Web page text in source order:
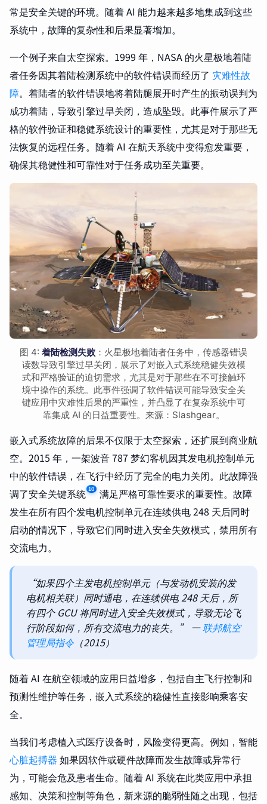
常是安全关键的环境。随着 AI 能力越来越多地集成到这些
系统中，故障的复杂性和后果显著增加。
一个例子来自太空探索。1999 年，NASA 的火星极地着陆
者任务因其着陆检测系统中的软件错误而经历了 灾难性故
障。着陆者的软件错误地将着陆腿展开时产生的振动误判为
成功着陆，导致引擎过早关闭，造成坠毁。此事件展示了严
格的软件验证和稳健系统设计的重要性，尤其是对于那些无
法恢复的远程任务。随着 AI 在航天系统中变得愈发重要，
确保其稳健性和可靠性对于任务成功至关重要。
图 4: 着陆检测失败 ：火星极地着陆者任务中，传感器错误
读数导致引擎过早关闭，展示了对嵌入式系统稳健失效模
式和严格验证的迫切需求，尤其是对于那些在不可接触环
境中操作的系统。此事件强调了软件错误可能导致安全关
键应用中灾难性后果的严重性，并凸显了在复杂系统中可
靠集成 AI 的日益重要性。来源：Slashgear。
嵌入式系统故障的后果不仅限于太空探索，还扩展到商业航
空。2015 年，一架波音 787 梦幻客机因其发电机控制单元
中的软件错误，在飞行中经历了完全的电力关闭。此故障强
调了安全关键系统 10 满足严格可靠性要求的重要性。故障
发生在所有四个发电机控制单元在连续供电 248 天后同时
启动的情况下，导致它们同时进入安全失效模式，禁用所有
交流电力。
“如果四个主发电机控制单元（与发动机安装的发
电机相关联）同时通电，在连续供电 248 天后，所
有四个 GCU 将同时进入安全失效模式，导致无论飞
行阶段如何，所有交流电力的丧失。” —联邦航空
管理局指令（2015）
随着 AI 在航空领域的应用日益增多，包括自主飞行控制和
预测性维护等任务，嵌入式系统的稳健性直接影响乘客安
全。
当我们考虑植入式医疗设备时，风险变得更高。例如，智能
心脏起搏器 如果因软件或硬件故障而发生故障或异常行
为，可能会危及患者生命。随着 AI 系统在此类应用中承担
感知、决策和控制等角色，新来源的脆弱性随之出现，包括